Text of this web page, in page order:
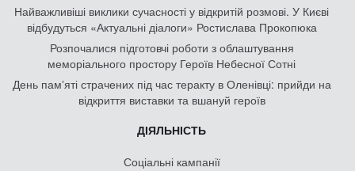
Найважливіші виклики сучасності у відкритій розмові. У Києві
відбудуться «Актуальні діалоги» Ростислава Прокопюка
Розпочалися підготовчі роботи з облаштування
меморіального простору Героїв Небесної Сотні
День памʼяті страчених під час теракту в Оленівці: прийди на
відкриття виставки та вшануй героїв
ДІЯЛЬНІСТЬ
Соціальні кампанії